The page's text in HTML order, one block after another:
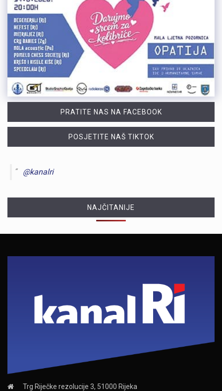
PRATITE NAS NA FACEBOOK
POSJETITE NAŠ TIKTOK
@kanalri
NAJČITANIJE
Trg Riječke rezolucije 3, 51000 Rijeka